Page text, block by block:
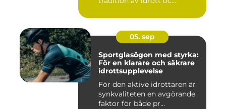
05. sep
Sportglasögon med styrka:
För en klarare och säkrare
idrottsupplevelse
För den aktive idrottaren är
synkvaliteten en avgörande
faktor för både pr...